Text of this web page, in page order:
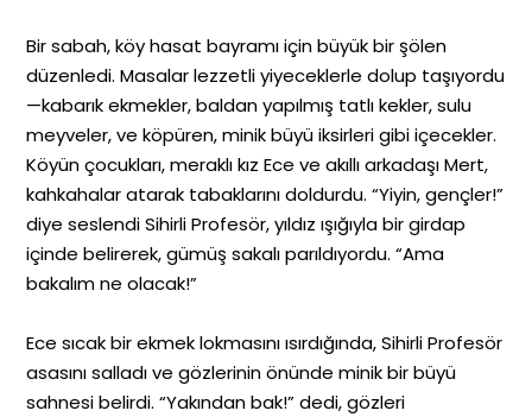
Bir sabah, köy hasat bayramı için büyük bir şölen
düzenledi. Masalar lezzetli yiyeceklerle dolup taşıyordu
—kabarık ekmekler, baldan yapılmış tatlı kekler, sulu
meyveler, ve köpüren, minik büyü iksirleri gibi içecekler.
Köyün çocukları, meraklı kız Ece ve akıllı arkadaşı Mert,
kahkahalar atarak tabaklarını doldurdu. “Yiyin, gençler!”
diye seslendi Sihirli Profesör, yıldız ışığıyla bir girdap
içinde belirerek, gümüş sakalı parıldıyordu. “Ama
bakalım ne olacak!”
Ece sıcak bir ekmek lokmasını ısırdığında, Sihirli Profesör
asasını salladı ve gözlerinin önünde minik bir büyü
sahnesi belirdi. “Yakından bak!” dedi, gözleri